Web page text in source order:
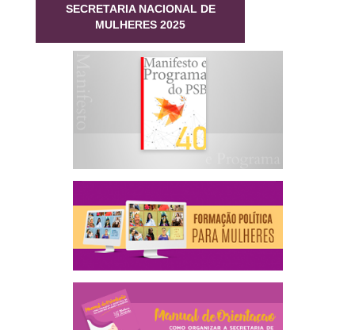
SECRETARIA NACIONAL DE
MULHERES 2025